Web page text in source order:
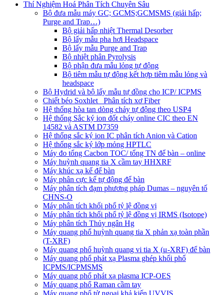
Thí Nghiệm Hoá Phân Tích Chuyên Sâu
Bộ đưa mẫu máy GC; GCMS;GCMSMS (giải hấp;
Purge and Trap…)
Bộ giải hấp nhiệt Thermal Desorber
Bộ lấy mẫu pha hơi Headspace
Bộ lấy mẫu Purge and Trap
Bộ nhiệt phân Pyrolysis
Bộ phận đưa mẫu lỏng tự động
Bộ tiêm mẫu tự động kết hợp tiêm mẫu lỏng và
headspace
Bộ Hydrid và bộ lấy mẫu tự đồng cho ICP/ ICPMS
Chiết béo Soxhlet_ Phân tích xơ Fiber
Hệ thống hòa tan dòng chảy tự động theo USP4
Hệ thống Sắc ký ion đốt cháy online CIC theo EN
14582 và ASTM D7359
Hệ thống sắc ký ion IC phân tích Anion và Cation
Hệ thống sắc ký lớp mỏng HPTLC
Máy đo tổng Cacbon TOC/ tổng TN để bàn – online
Máy huỳnh quang tia X cầm tay HHXRF
Máy khúc xạ kế để bàn
Máy phân cực kế tự động để bàn
Máy phân tích đạm phương pháp Dumas – nguyên tố
CHNS-O
Máy phân tích khối phổ tỷ lệ đồng vị
Máy phân tích khối phổ tỷ lệ đồng vị IRMS (Isotope)
Máy phân tích Thủy ngân Hg
Máy quang phổ huỳnh quang tia X phản xạ toàn phần
(T-XRF)
Máy quang phổ huỳnh quang vi tia X (μ-XRF) để bàn
Máy quang phổ phát xạ Plasma ghép khối phổ
ICPMS/ICPMSMS
Máy quang phổ phát xạ plasma ICP-OES
Máy quang phổ Raman cầm tay